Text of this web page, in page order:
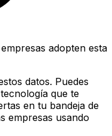
adopten esta
datos. Puedes
que te
en tu bandeja de
empresas usando